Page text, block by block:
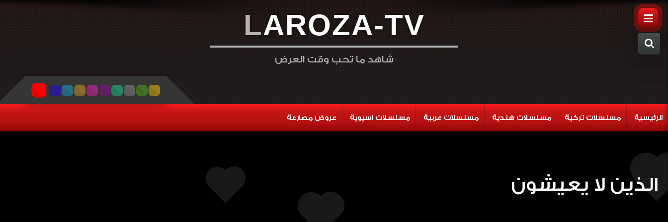
LAROZA-TV
شاهد ما تحب وقت العرض
الرئيسية مسلسلات تركية مسلسلات هندية مسلسلات عربية مسلسلات اسيوية عروض مصارعة
الذين لا يعيشون